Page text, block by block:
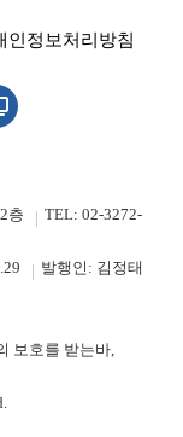
인정보처리방침
층
TEL: 02-3272-
발행인: 김정태
보호를 받는바,